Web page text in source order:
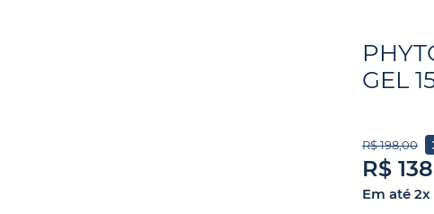
GEL
R$198,00
R$ 138
Em até 2x